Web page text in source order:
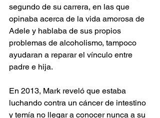
segundo de su carrera, en las que
opinaba acerca de la vida amorosa de
Adele y hablaba de sus propios
problemas de alcoholismo, tampoco
ayudaran a reparar el vínculo entre
padre e hija.
En 2013, Mark reveló que estaba
luchando contra un cáncer de intestino
y temía no llegar a conocer nunca a su